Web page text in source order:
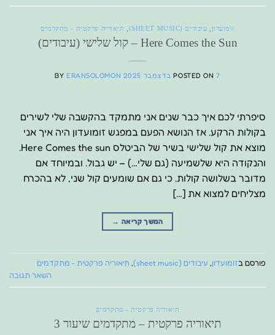
זומועדון עיבודים (SHEET MUSIC) תיאוריה פרקטית - מתקדמים
Here Comes the Sun – קול שלישי (עיבודים)
POSTED ON7 בדצמבר 2025 BY ERANSOLOMON
סיפרתי לכם איך כבר שנים אני מתמקד בהקשבה שלי לשירים
בקולות הרקע. אז הנושא הפעם במפגש זומועדון היה איך אני
מוצא את קול שלישי בשיר של הביטלס Here Comes the sun.
והנקודה היא שלשמיעה (גם שלי…) – יש גבול. ובמיוחד אם
מדובר בשלושה קולות. כי גם אם שומעים קול שני, לא בהכרח
מצליחים למצוא את […]
המשך קריאה →
פורסם בזומועדון, עיבודים (sheet music) , תיאוריה פרקטית - מתקדמים
השאר תגובה
תיאוריה פרקטית - מתקדמים
תיאוריה פרקטית – מתקדמים שיעור 3